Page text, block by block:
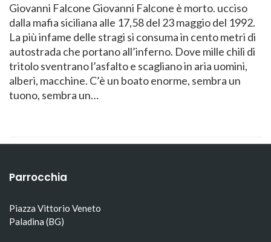
Giovanni Falcone Giovanni Falcone è morto. ucciso
dalla mafia siciliana alle 17,58 del 23 maggio del 1992.
La più infame delle stragi si consuma in cento metri di
autostrada che portano all’inferno. Dove mille chili di
tritolo sventrano l’asfalto e scagliano in aria uomini,
alberi, macchine. C’è un boato enorme, sembra un
tuono, sembra un…
Parrocchia
Piazza Vittorio Veneto
Paladina (BG)